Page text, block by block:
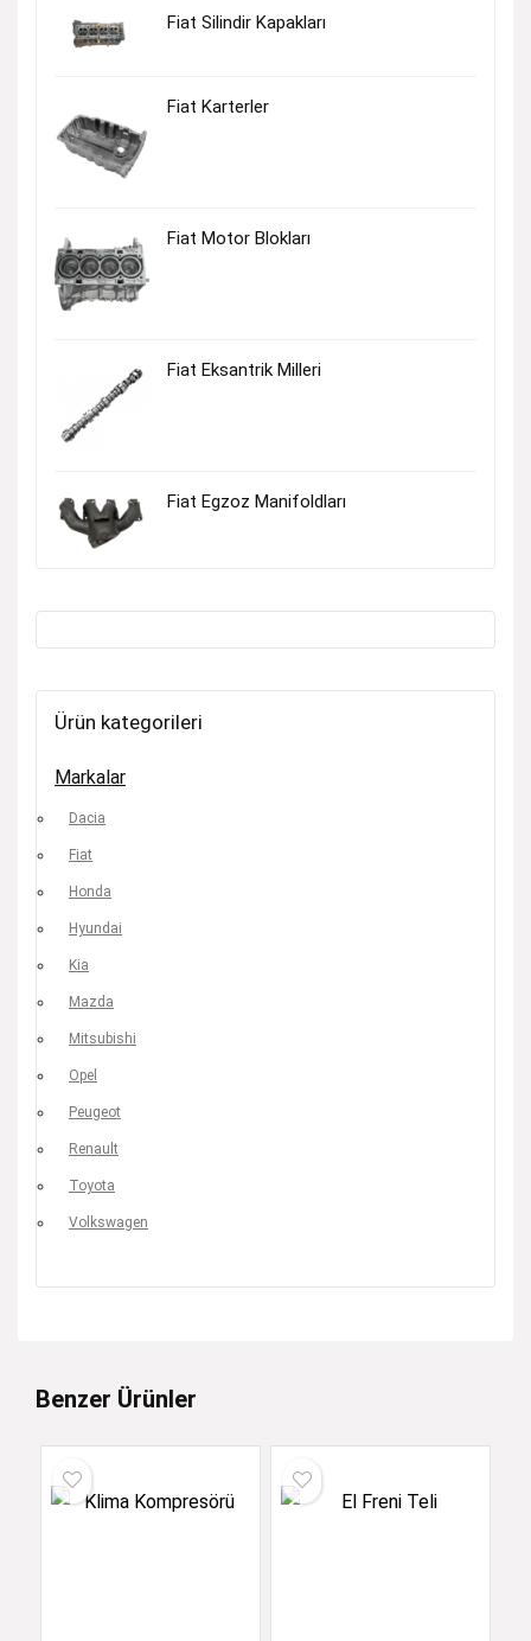
Fiat Silindir Kapakları
Fiat Karterler
Fiat Motor Blokları
Fiat Eksantrik Milleri
Fiat Egzoz Manifoldları
Ürün kategorileri
Markalar
Dacia
Fiat
Honda
Hyundai
Kia
Mazda
Mitsubishi
Opel
Peugeot
Renault
Toyota
Volkswagen
Benzer Ürünler